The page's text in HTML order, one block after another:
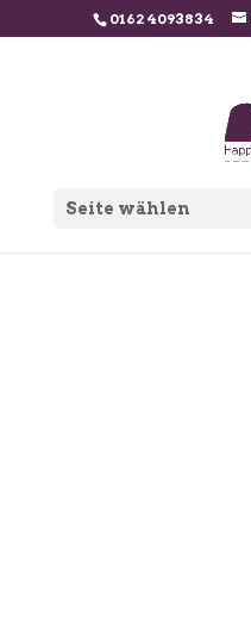
0162 4093834
Seite wählen